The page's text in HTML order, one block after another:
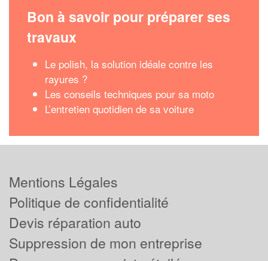
Bon à savoir pour préparer ses
travaux
Le polish, la solution idéale contre les
rayures ?
Les conseils techniques pour sa moto
L’entretien quotidien de sa voiture
Mentions Légales
Politique de confidentialité
Devis réparation auto
Suppression de mon entreprise